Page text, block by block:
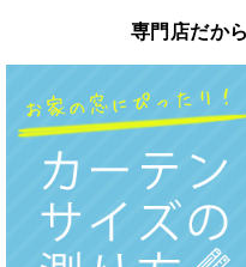
専門店だか